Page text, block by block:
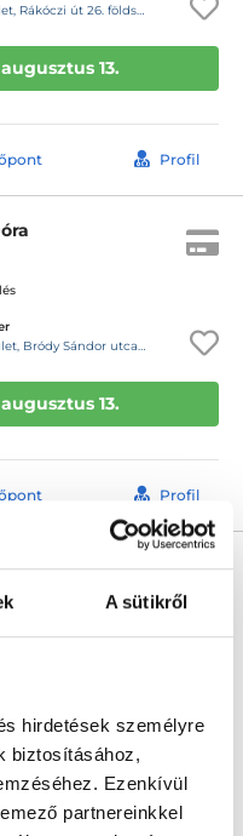
A sütikről
hirdetések személyre
biztosításához,
Ezenkívül
partnereinkkel
26. földszint 2/a, kapucsengő: 5
augusztus 13.
Profil
utca 28. 1.lépcsőház, fsz. 2.
augusztus 13.
Profil
Práter utca 6-8.
augusztus 13.